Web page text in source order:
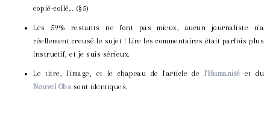
copié-collé... (§5)
Les 59% restants ne font pas mieux, aucun journaliste n'a
réellement creusé le sujet ! Lire les commentaires était parfois plus
instructif, et je suis sérieux.
Le titre, l'image, et le chapeau de l'article de l'Humanité et du
Nouvel Obs sont identiques.